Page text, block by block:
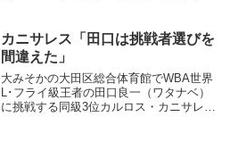
た。 小、中学校時代を寝屋川市で送っ
た石田氏はプ...
カニサレス「田口は挑戦者選びを
間違えた」
大みそかの大田区総合体育館でWBA世界
L･フライ級王者の田口良一（ワタナベ）
に挑戦する同級3位カルロス・カニサレス